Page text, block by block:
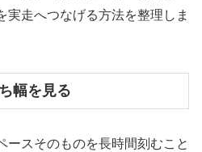
実走へつなげる方法を整理しま
幅を見る
ースそのものを長時間刻むこと